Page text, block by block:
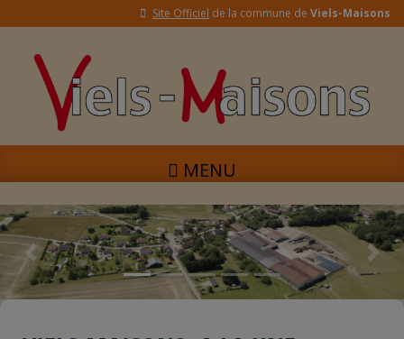
Site Officiel de la commune de Viels-Maisons
MENU
Previous Next